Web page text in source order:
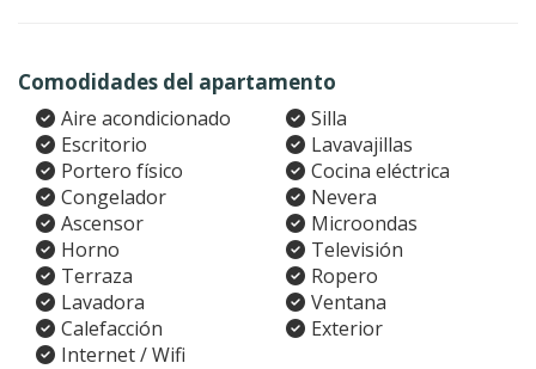
Comodidades del apartamento
Aire acondicionado
Silla
Escritorio
Lavavajillas
Portero físico
Cocina eléctrica
Congelador
Nevera
Ascensor
Microondas
Horno
Televisión
Terraza
Ropero
Lavadora
Ventana
Calefacción
Exterior
Internet / Wifi